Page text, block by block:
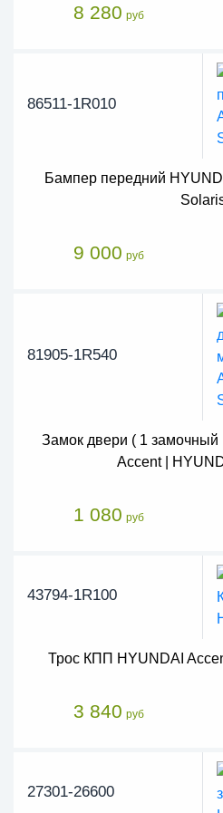
8 280 руб
86511-1R010
Бампер передний
9 000 руб
81905-1R540
Замок двери ( 1 замочный
Accent |
1 080 руб
43794-1R100
Трос КПП HYUNDAI
3 840 руб
27301-26600